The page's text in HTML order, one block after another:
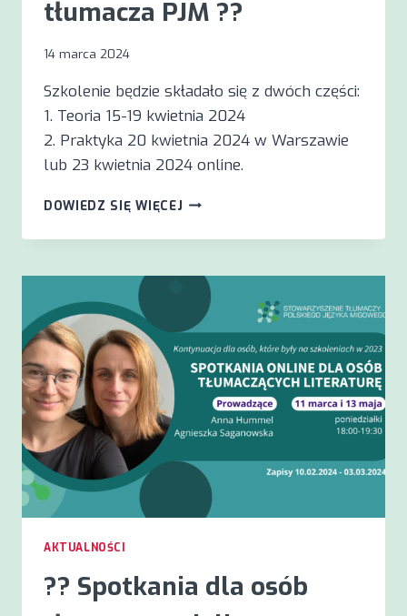
tłumacza PJM ??
14 marca 2024
Szkolenie będzie składało się z dwóch części:
1. Teoria 15-19 kwietnia 2024
2. Praktyka 20 kwietnia 2024 w Warszawie
lub 23 kwietnia 2024 online.
DOWIEDZ SIĘ WIĘCEJ ETYKA
ZAWODZIE
PJM
AKTUALNOŚCI
?? Spotkania dla osób